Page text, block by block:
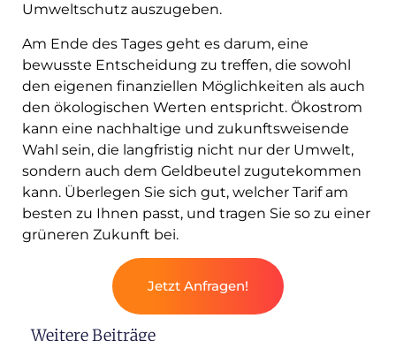
Umweltschutz auszugeben.
Am Ende des Tages geht es darum, eine
bewusste Entscheidung zu treffen, die sowohl
den eigenen finanziellen Möglichkeiten als auch
den ökologischen Werten entspricht. Ökostrom
kann eine nachhaltige und zukunftsweisende
Wahl sein, die langfristig nicht nur der Umwelt,
sondern auch dem Geldbeutel zugutekommen
kann. Überlegen Sie sich gut, welcher Tarif am
besten zu Ihnen passt, und tragen Sie so zu einer
grüneren Zukunft bei.
Jetzt Anfragen!
Weitere Beiträge